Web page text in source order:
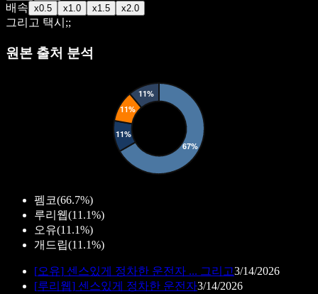
배속 x0.5 x1.0 x1.5 x2.0
그리고 택시;;
원본 출처 분석
펨코(66.7%)
루리웹(11.1%)
오유(11.1%)
개드립(11.1%)
[오유] 센스있게 정차한 운전자 ... 그리고3/14/2026
[루리웹] 센스있게 정차한 운전자3/14/2026